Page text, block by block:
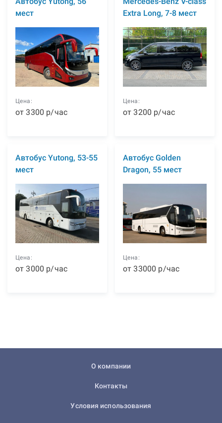
мест
Цена:
от3300 р/час
Extra Long, 7-8 мест
Цена:
от3200 р/час
Автобус Yutong, 53-55
мест
Цена:
от3000 р/час
Автобус Golden
Dragon, 55 мест
Цена:
от33000 р/час
О компании
Контакты
Условия использования